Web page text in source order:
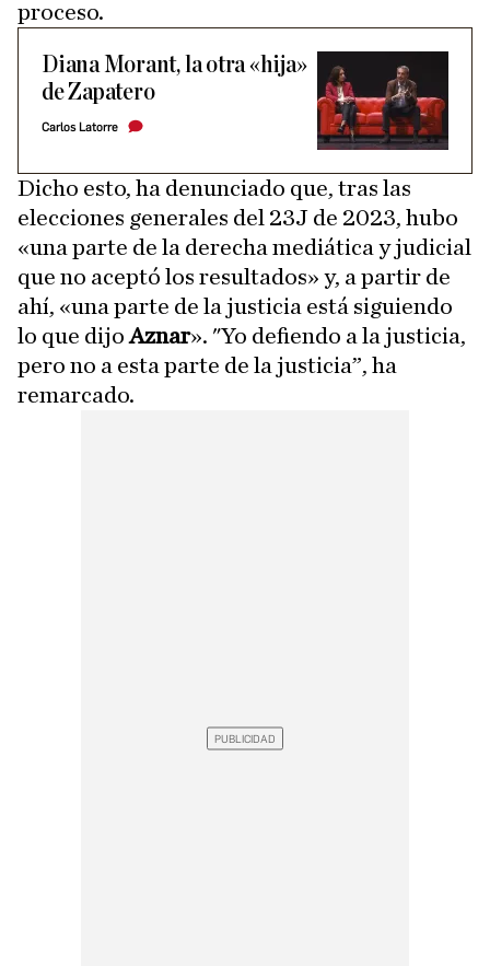
proceso.
Diana Morant, la otra «hija»
de Zapatero
Carlos Latorre
Dicho esto, ha denunciado que, tras las
elecciones generales del 23J de 2023, hubo
«una parte de la derecha mediática y judicial
que no aceptó los resultados» y, a partir de
ahí, «una parte de la justicia está siguiendo
lo que dijoAznar». "Yo defiendo a la justicia,
pero no a esta parte de la justicia”, ha
remarcado.